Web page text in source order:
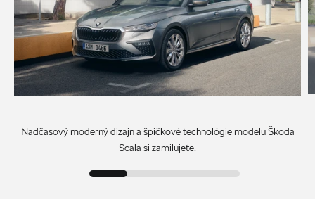
Nadčasový moderný dizajn a špičkové technológie modelu Škoda
Scala si zamilujete.